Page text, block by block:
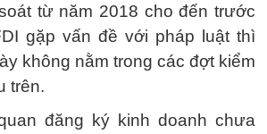
từ năm 2018 cho đến trước
gặp vấn đề với pháp luật thì
không nằm trong các đợt kiểm
trên.
đăng ký kinh doanh chưa